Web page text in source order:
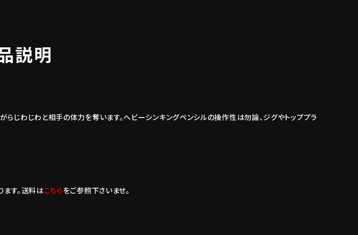
説明
じわじわと相手の体力を奪います。ヘビーシンキングペンシルの操作性は勿論、ジグやトッププラ
す。送料はこちらをご参照下さいませ。